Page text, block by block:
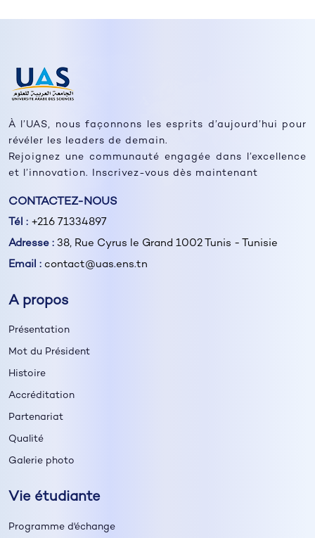
À l’UAS, nous façonnons les esprits d’aujourd’hui pour
révéler les leaders de demain.
Rejoignez une communauté engagée dans l’excellence
et l’innovation. Inscrivez-vous dès maintenant
CONTACTEZ-NOUS
Tél : +216 71334897
Adresse : 38, Rue Cyrus le Grand 1002 Tunis - Tunisie
Email : contact@uas.ens.tn
A propos
Présentation
Mot du Président
Histoire
Accréditation
Partenariat
Qualité
Galerie photo
Vie étudiante
Programme d'échange